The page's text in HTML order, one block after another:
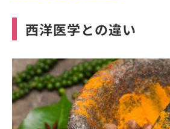
西洋医学との違い